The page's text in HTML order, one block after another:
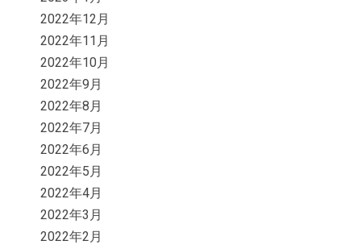
2022年12月
2022年11月
2022年10月
2022年9月
2022年8月
2022年7月
2022年6月
2022年5月
2022年4月
2022年3月
2022年2月